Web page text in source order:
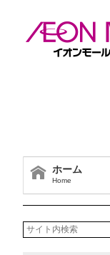
ホーム
Home